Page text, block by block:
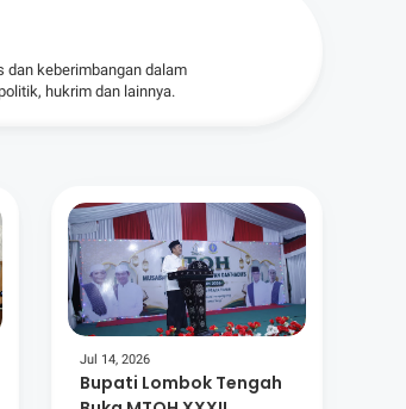
dan keberimbangan dalam
hukrim dan lainnya.
Jul 14, 2026
Bupati Lombok Tengah